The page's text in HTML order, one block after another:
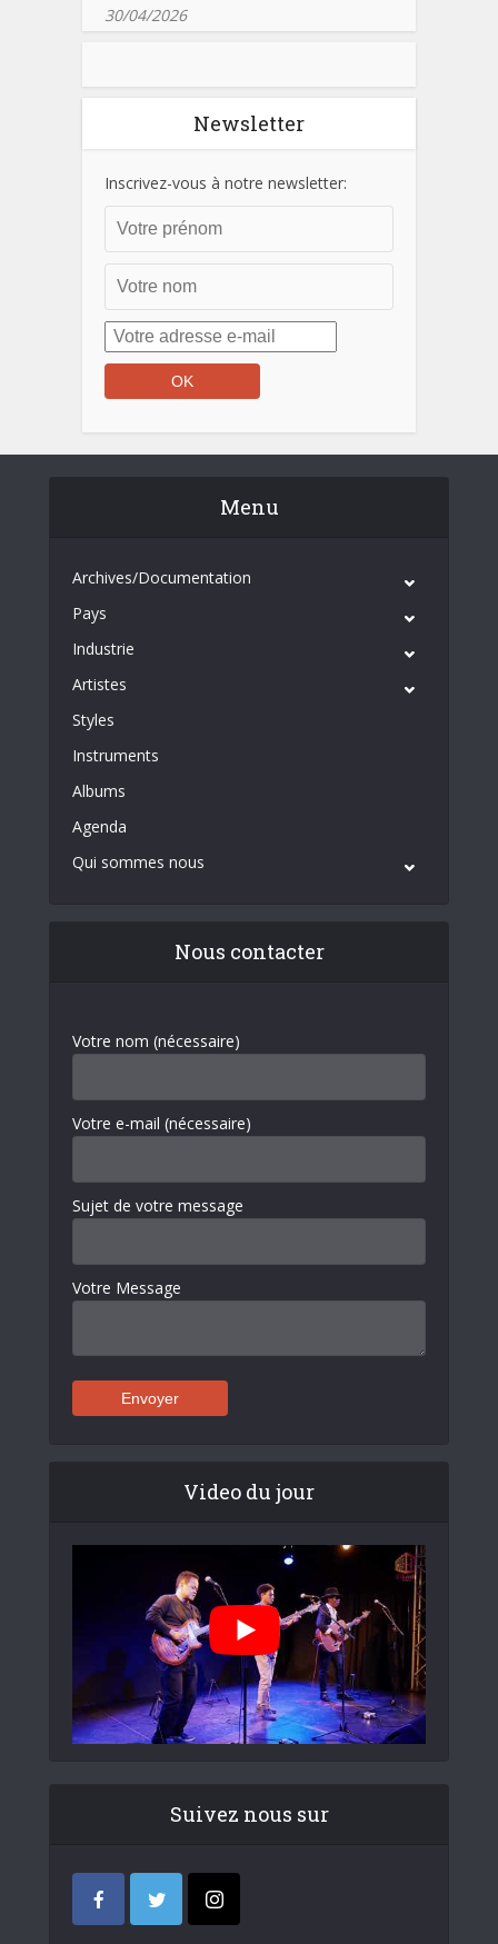
30/04/2026
Newsletter
Inscrivez-vous à notre newsletter:
Menu
Archives/Documentation
Pays
Industrie
Artistes
Styles
Instruments
Albums
Agenda
Qui sommes nous
Nous contacter
Votre nom (nécessaire)
Votre e-mail (nécessaire)
Sujet de votre message
Votre Message
Video du jour
Suivez nous sur